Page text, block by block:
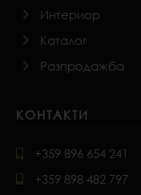
Интериор
Каталог
Разпродажба
КОНТАКТИ
+359 896 654 241
+359 898 482 797